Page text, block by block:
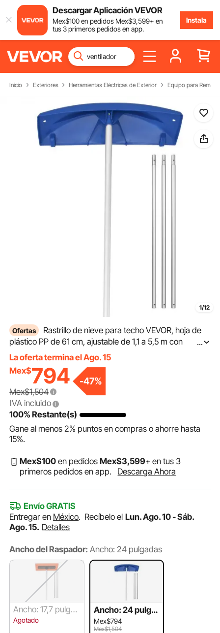
Descargar Aplicación VEVOR
Mex$100en pedidos Mex$3,599+ en
tus 3 primeros pedidos en app.
Instala
Inicio Exteriores Herramientas Eléctricas de Exterior Equipo para
1/12
Ofertas
Rastrillo de nieve para techo VEVOR, hoja de
plástico PP de 61 cm, ajustable de 1,1 a 5,5 m con
ruedas, mango antideslizante, herramienta para quitar
nieve, ligero y apto para techos de casas, ideal para
retirar hojas y escombros.
...
La oferta termina el Ago. 15
Mex$794
Mex$1,504
-47%
IVA incluido
100% Restante(s)
Gane al menos 2% puntos en compras o ahorre hasta
15%.
Mex$100 en pedidosMex$3,599+ en tus 3
primeros pedidos en app.
Descarga Ahora
Envío GRATIS
Entregar en México. Recíbelo el Lun. Ago. 10 - Sáb.
Ago. 15. Detalles
Ancho del Raspador: Ancho: 24 pulgadas
Ancho: 17,7 pulgad
as
Agotado
Ancho: 24 pulga
das
Mex$794
Mex$1,504